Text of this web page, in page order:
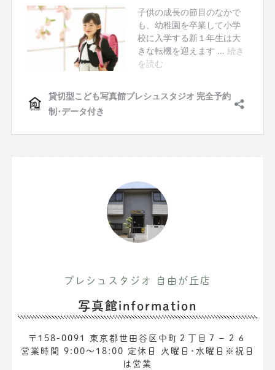
プレシュスタジオ 自由が丘店
写真館information
〒158-0091 東京都世田谷区中町２丁目７−２６
営業時間 9:00～18:00 定休日 火曜日･水曜日※祝日
は営業